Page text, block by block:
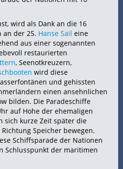
wird als Dank an die 16
an der 25. Hanse Sail eine
aus einer sogenannten
restaurierten
, Seenotkreuzern,
wird diese
und gehissten
einen ansehnlichen
bilden. Die Paradeschiffe
auf Hohe der ehemaligen
sich kurze Zeit später die
Speicher bewegen.
Schiffsparade der Nationen
Schlusspunkt der maritimen